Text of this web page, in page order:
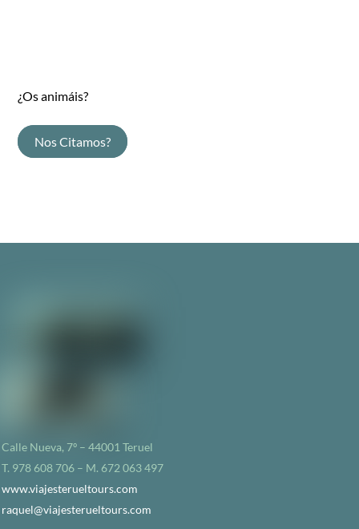
¿Os animáis?
Nos Citamos?
Calle Nueva, 7º – 44001 Teruel
T. 978 608 706 – M. 672 063 497
www.viajesterueltours.com
raquel@viajesterueltours.com